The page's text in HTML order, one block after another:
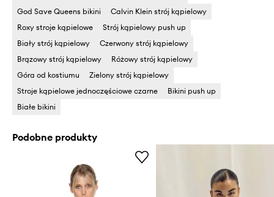
God Save Queens bikini
Calvin Klein strój kąpielowy
Roxy stroje kąpielowe
Strój kąpielowy push up
Biały strój kąpielowy
Czerwony strój kąpielowy
Brązowy strój kąpielowy
Różowy strój kąpielowy
Góra od kostiumu
Zielony strój kąpielowy
Stroje kąpielowe jednoczęściowe czarne
Bikini push up
Białe bikini
Podobne produkty